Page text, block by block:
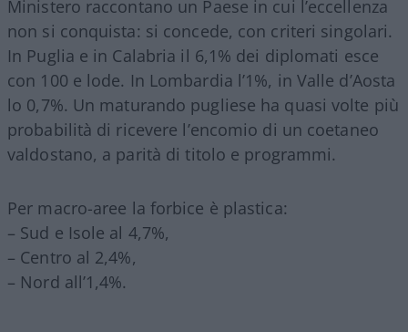
Ministero raccontano un Paese in cui l’eccellenza
non si conquista: si concede, con criteri singolari.
In Puglia e in Calabria il 6,1% dei diplomati esce
con 100 e lode. In Lombardia l’1%, in Valle d’Aosta
lo 0,7%. Un maturando pugliese ha quasi volte più
probabilità di ricevere l’encomio di un coetaneo
valdostano, a parità di titolo e programmi.
Per macro-aree la forbice è plastica:
– Sud e Isole al 4,7%,
– Centro al 2,4%,
– Nord all’1,4%.